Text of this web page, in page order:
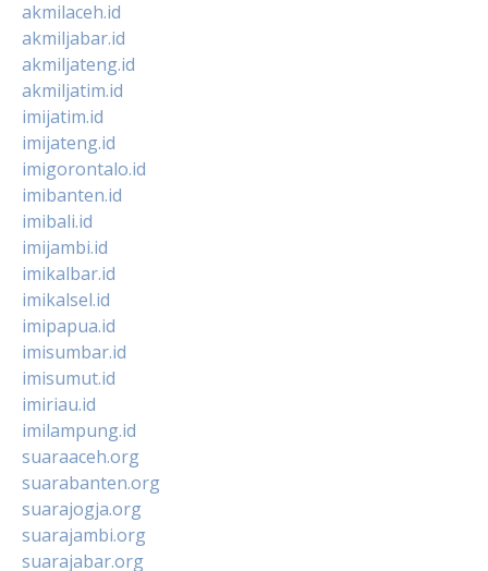
akmilaceh.id
akmiljabar.id
akmiljateng.id
akmiljatim.id
imijatim.id
imijateng.id
imigorontalo.id
imibanten.id
imibali.id
imijambi.id
imikalbar.id
imikalsel.id
imipapua.id
imisumbar.id
imisumut.id
imiriau.id
imilampung.id
suaraaceh.org
suarabanten.org
suarajogja.org
suarajambi.org
suarajabar.org